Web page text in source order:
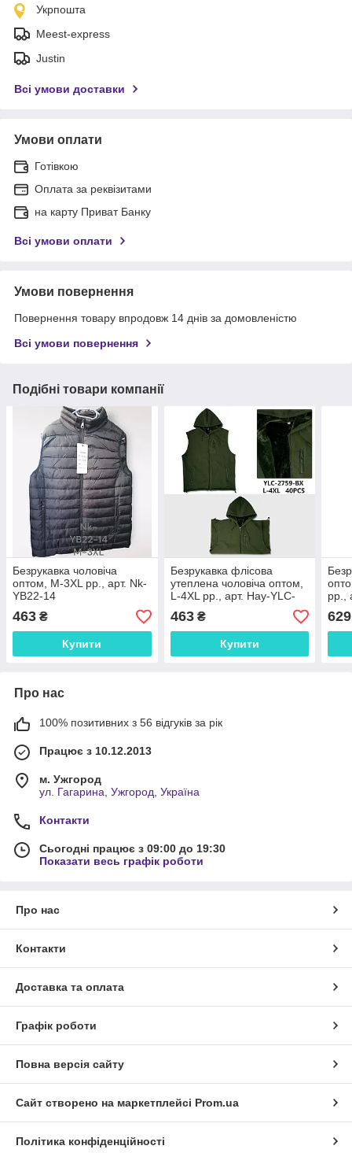
Укрпошта
Meest-express
Justin
Всі умови доставки
Умови оплати
Готівкою
Оплата за реквізитами
на карту Приват Банку
Всі умови оплати
Умови повернення
Повернення товару впродовж 14 днів за домовленістю
Всі умови повернення
Подібні товари компанії
Безрукавка чоловіча
оптом, M-3XL рр., арт. Nk-
YB22-14
463 ₴
Купити
Безрукавка флісова
утеплена чоловіча оптом,
L-4XL рр., арт. Hay-YLC-
2759
463₴
Купити
рр.,
629
Про нас
100% позитивних з 56 відгуків за рік
Працює з 10.12.2013
м. Ужгород
ул. Гагарина, Ужгород, Україна
Контакти
Сьогодні працює з 09:00 до 19:30
Показати весь графік роботи
Про нас
Контакти
Доставка та оплата
Графік роботи
Повна версія сайту
Сайт створено на маркетплейсі Prom.ua
Політика конфіденційності